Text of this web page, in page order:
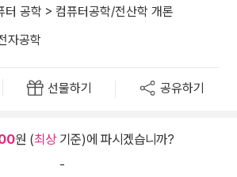
터 공학 > 컴퓨터공학/전산학 개론
자공학
선물하기 공유하기
원 (최상기준)에 파시겠습니까?
-